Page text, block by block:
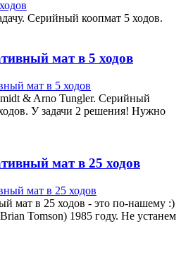
Серийный коопмат 5 ходов.
мат в 5 ходов
& Arno Tungler. Серийный
У задачи 2 решения! Нужно
мат в 25 ходов
мат в 25 ходов - это по-нашему :)
Tomson) 1985 году. Не устанем